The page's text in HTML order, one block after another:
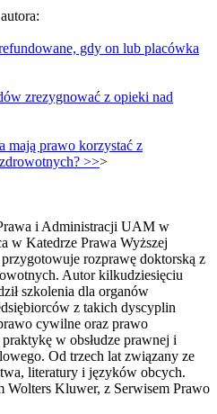
gdy on lub placówka
zrezygnować z opieki nad
mają prawo korzystać z
>>>
i Administracji UAM w
w Katedrze Prawa Wyższej
rozprawę doktorską z
Autor kilkudziesięciu
szkolenia dla organów
z takich dyscyplin
cywilne oraz prawo
w obsłudze prawnej i
Od trzech lat związany ze
literatury i języków obcych.
Wolters Kluwer, z Serwisem Prawo